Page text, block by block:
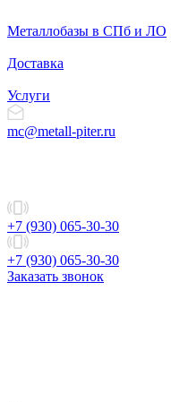
Металлобазы в СПб и ЛО
Доставка
Услуги
mc@metall-piter.ru
+7 (930) 065-30-30
+7 (930) 065-30-30
Заказать звонок